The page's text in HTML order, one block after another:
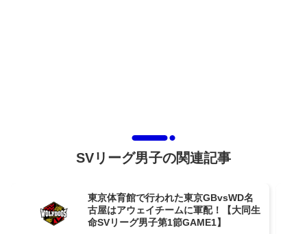
SVリーグ男子の関連記事
東京体育館で行われた東京GBvsWD名
古屋はアウェイチームに軍配！【大同生
命SVリーグ男子第1節GAME1】